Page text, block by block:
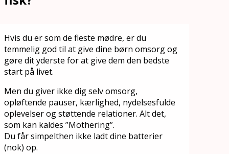
Hvis du er som de fleste mødre, er du
temmelig god til at give dine børn omsorg og
gøre dit yderste for at give dem den bedste
start på livet.
Men du giver ikke dig selv omsorg,
opløftende pauser, kærlighed, nydelsesfulde
oplevelser og støttende relationer. Alt det,
som kan kaldes ”Mothering”.
Du får simpelthen ikke ladt dine batterier
(nok) op.